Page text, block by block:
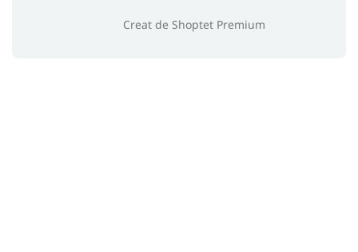
Creat de Shoptet Premium